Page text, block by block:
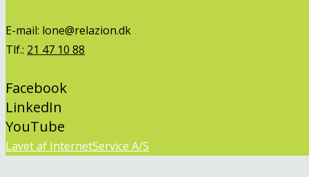
E-mail: lone@relazion.dk
Tlf.: 21 47 10 88
Facebook
LinkedIn
YouTube
Lavet af InternetService A/S